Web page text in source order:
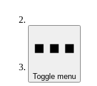
Toggle menu